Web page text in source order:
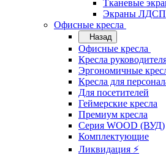
Тканевые
Экраны ЛДСП
Офисные кресла
Назад
Офисные кресла
Кресла
Эргономичные
Кресла для
Для посетителей
Геймерские кресла
Премиум кресла
Серия WOOD (ВУД)
Комплектующие
Ликвидация ⚡